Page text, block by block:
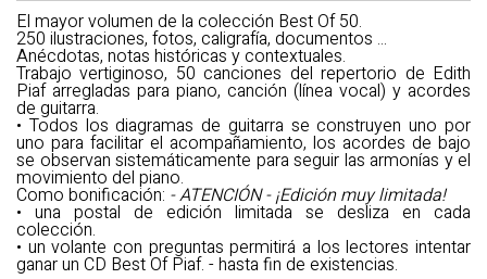
El mayor volumen de la colección Best Of 50.
250 ilustraciones, fotos, caligrafía, documentos ...
Anécdotas, notas históricas y contextuales.
Trabajo vertiginoso, 50 canciones del repertorio de Edith
Piaf arregladas para piano, canción (línea vocal) y acordes
de guitarra.
• Todos los diagramas de guitarra se construyen uno por
uno para facilitar el acompañamiento, los acordes de bajo
se observan sistemáticamente para seguir las armonías y el
movimiento del piano.
Como bonificación: - ATENCIÓN - ¡Edición muy limitada!
• una postal de edición limitada se desliza en cada
colección.
• un volante con preguntas permitirá a los lectores intentar
ganar un CD Best Of Piaf. - hasta fin de existencias.